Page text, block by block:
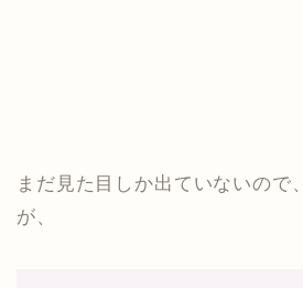
まだ見た目しか出ていないので、
が、